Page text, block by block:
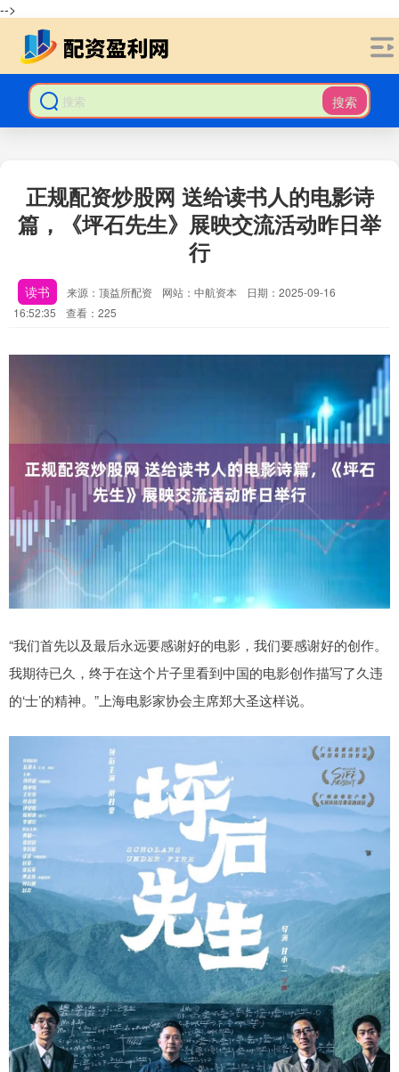
-->
搜索
正规配资炒股网 送给读书人的电影诗
篇，《坪石先生》展映交流活动昨日举
行
读书 来源：顶益所配资 网站：中航资本
日期：2025-09-16
16:52:35
查看：225
“我们首先以及最后永远要感谢好的电影，我们要感谢好的创作。
我期待已久，终于在这个片子里看到中国的电影创作描写了久违
的‘士’的精神。”上海电影家协会主席郑大圣这样说。